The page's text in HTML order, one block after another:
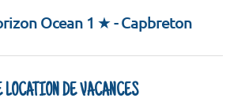
Ocean 1 ★- Capbreton
LOCATION DE VACANCES